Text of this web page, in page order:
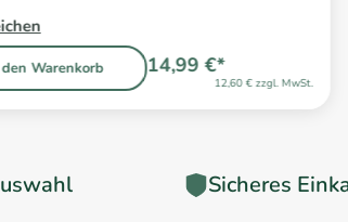
Warenkorb
12,60 € zzgl. MwSt.
14,99 €*
Sicheres